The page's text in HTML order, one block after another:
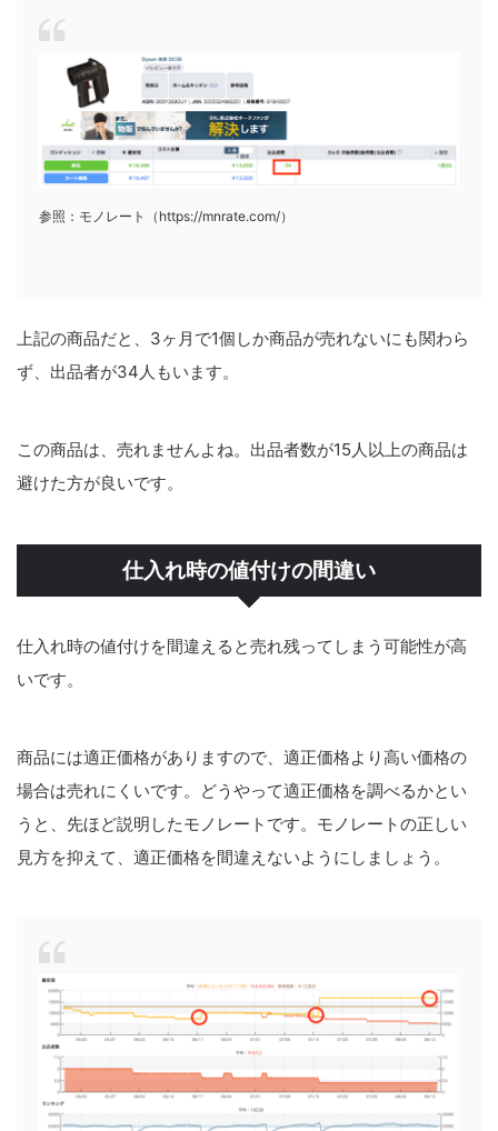
参照：モノレート（https://mnrate.com/）
上記の商品だと、3ヶ月で1個しか商品が売れないにも関わら
ず、出品者が34人もいます。
この商品は、売れませんよね。出品者数が15人以上の商品は
避けた方が良いです。
仕入れ時の値付けの間違い
仕入れ時の値付けを間違えると売れ残ってしまう可能性が高
いです。
商品には適正価格がありますので、適正価格より高い価格の
場合は売れにくいです。どうやって適正価格を調べるかとい
うと、先ほど説明したモノレートです。モノレートの正しい
見方を抑えて、適正価格を間違えないようにしましょう。